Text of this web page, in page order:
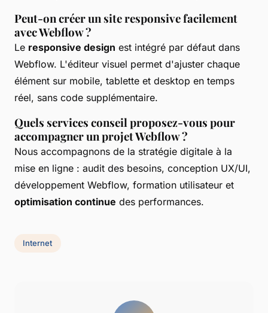
Peut-on créer un site responsive facilement
avec Webflow ?
Le responsive design est intégré par défaut dans
Webflow. L'éditeur visuel permet d'ajuster chaque
élément sur mobile, tablette et desktop en temps
réel, sans code supplémentaire.
Quels services conseil proposez-vous pour
accompagner un projet Webflow ?
Nous accompagnons de la stratégie digitale à la
mise en ligne : audit des besoins, conception UX/UI,
développement Webflow, formation utilisateur et
optimisation continue des performances.
Internet